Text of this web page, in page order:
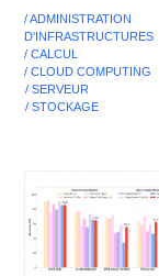
/ ADMINISTRATION
D'INFRASTRUCTURES
/ CALCUL
/ CLOUD COMPUTING
/ SERVEUR
/ STOCKAGE